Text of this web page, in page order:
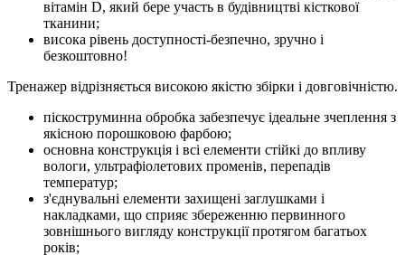
вітамін D, який бере участь в будівництві кісткової
тканини;
висока рівень доступності-безпечно, зручно і
безкоштовно!
Тренажер відрізняється високою якістю збірки і довговічністю.
піскоструминна обробка забезпечує ідеальне зчеплення з
якісною порошковою фарбою;
основна конструкція і всі елементи стійкі до впливу
вологи, ультрафіолетових променів, перепадів
температур;
з'єднувальні елементи захищені заглушками і
накладками, що сприяє збереженню первинного
зовнішнього вигляду конструкції протягом багатьох
років;